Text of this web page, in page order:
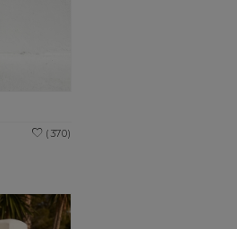
(370)